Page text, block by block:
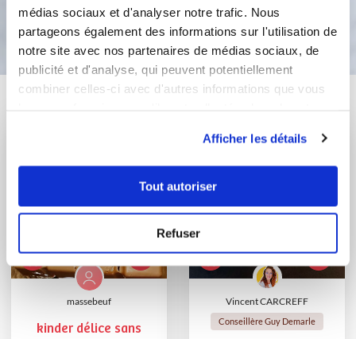
médias sociaux et d'analyser notre trafic. Nous
partageons également des informations sur l'utilisation de
notre site avec nos partenaires de médias sociaux, de
publicité et d'analyse, qui peuvent potentiellement
combiner celles-ci avec d'autres informations que vous
Afficher les détails
Tout autoriser
Refuser
Bon appétit !
Vous aimerez aussi ...
massebeuf
kinder délice sans
Vincent CARCREFF
Conseillère Guy Demarle